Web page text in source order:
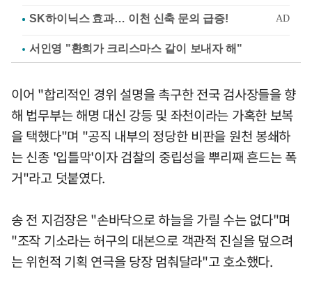
서인영 "환희가 크리스마스 같이 보내자 해"
이어 "합리적인 경위 설명을 촉구한 전국 검사장들을 향
해 법무부는 해명 대신 강등 및 좌천이라는 가혹한 보복
을 택했다"며 "공직 내부의 정당한 비판을 원천 봉쇄하
는 신종 '입틀막'이자 검찰의 중립성을 뿌리째 흔드는 폭
거"라고 덧붙였다.
송 전 지검장은 "손바닥으로 하늘을 가릴 수는 없다"며
"조작 기소라는 허구의 대본으로 객관적 진실을 덮으려
는 위헌적 기획 연극을 당장 멈춰달라"고 호소했다.